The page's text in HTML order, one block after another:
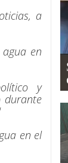
a
en
y
durante
en el